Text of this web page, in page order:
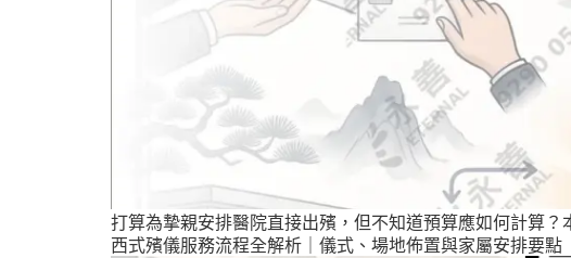
打算為摯親安排醫院直接出殯，但不知道預算應如何計算
西式殯儀服務流程全解析｜儀式、場地佈置與家屬安排要點